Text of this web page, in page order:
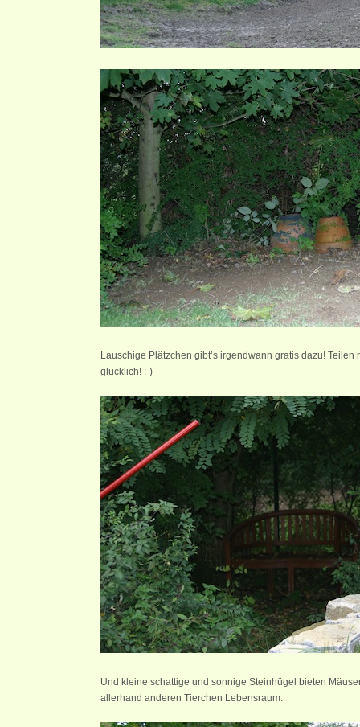
Lauschige Plätzchen gibt’s irgendwann gratis dazu! Teilen
glücklich! :-)
Und kleine schattige und sonnige Steinhügel bieten
allerhand anderen Tierchen Lebensraum.